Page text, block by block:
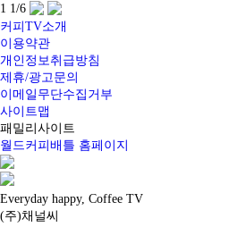
1 1 /6
커피TV소개
이용약관
개인정보취급방침
제휴/광고문의
이메일무단수집거부
사이트맵
패밀리사이트
월드커피배틀 홈페이지
Everyday happy, Coffee TV
(주)채널씨